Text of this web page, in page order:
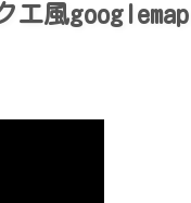
風googlemap